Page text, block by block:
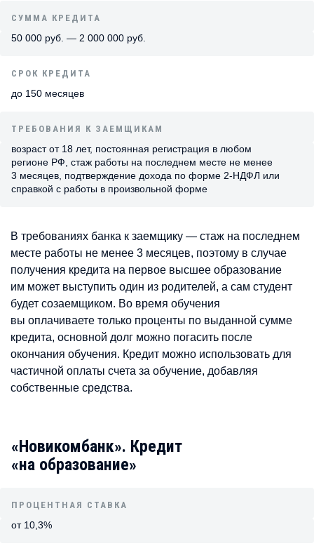
СУММА КРЕДИТА
50 000 руб. — 2 000 000 руб.
СРОК КРЕДИТА
до 150 месяцев
ТРЕБОВАНИЯ К ЗАЕМЩИКАМ
возраст от 18 лет, постоянная регистрация в любом
регионе РФ, стаж работы на последнем месте не менее
3 месяцев, подтверждение дохода по форме 2-НДФЛ или
справкой с работы в произвольной форме
В требованиях банка к заемщику — стаж на последнем
месте работы не менее 3 месяцев, поэтому в случае
получения кредита на первое высшее образование
им может выступить один из родителей, а сам студент
будет созаемщиком. Во время обучения
вы оплачиваете только проценты по выданной сумме
кредита, основной долг можно погасить после
окончания обучения. Кредит можно использовать для
частичной оплаты счета за обучение, добавляя
собственные средства.
«Новикомбанк». Кредит
«на образование»
ПРОЦЕНТНАЯ СТАВКА
от 10,3%